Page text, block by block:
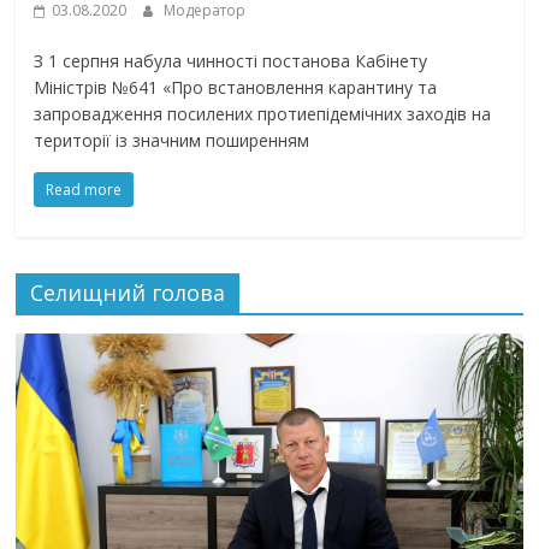
03.08.2020 Модератор
З 1 серпня набула чинності постанова Кабінету
Міністрів №641 «Про встановлення карантину та
запровадження посилених протиепідемічних заходів на
території із значним поширенням
Read more
Селищний голова